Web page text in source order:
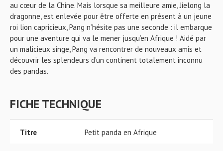
au cœur de la Chine. Mais lorsque sa meilleure amie, Jielong la
dragonne, est enlevée pour être offerte en présent à un jeune
roi lion capricieux, Pang n’hésite pas une seconde : il embarque
pour une aventure qui va le mener jusqu’en Afrique ! Aidé par
un malicieux singe, Pang va rencontrer de nouveaux amis et
découvrir les splendeurs d’un continent totalement inconnu
des pandas.
FICHE TECHNIQUE
Titre Petit panda en Afrique